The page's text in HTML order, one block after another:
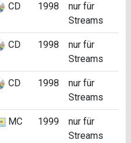
CD 1998
nur für
Streams
CD 1998
nur für
Streams
CD 1998
nur für
Streams
MC 1999
nur für
Streams